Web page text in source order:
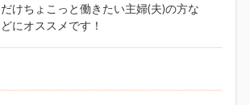
だけちょこっと働きたい主婦(夫)の方な
どにオススメです！